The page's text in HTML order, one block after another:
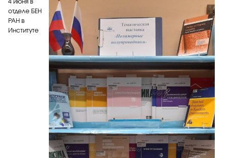
4 июня в
отделе БЕН
РАН в
Институте